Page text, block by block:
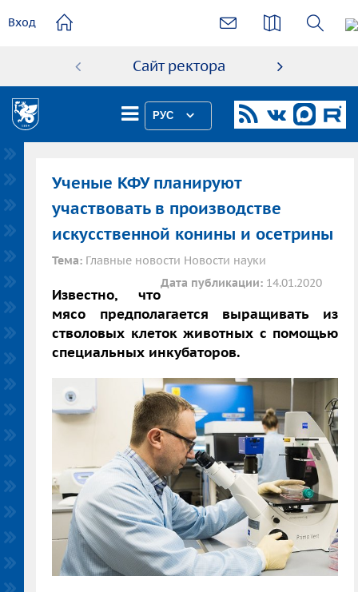
содержанию
Вход
Сайт ректора
РУС
Ученые КФУ планируют
участвовать в производстве
искусственной конины и осетрины
Тема: Главные новости Новости науки
Дата публикации: 14.01.2020
Известно, что
мясо предполагается выращивать из
стволовых клеток животных с помощью
специальных инкубаторов.